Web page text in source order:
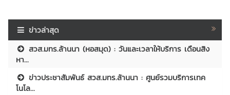
ข่าวล่าสุด
สวส.มทร.ล้านนา (หอสมุด) : วันและเวลาให้บริการ เดือนสิง
หา...
ข่าวประชาสัมพันธ์ สวส.มทร.ล้านนา : ศูนย์รวมบริการเทค
โนโล...